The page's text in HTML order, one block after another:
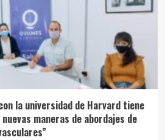
la universidad de Harvard tiene
maneras de abordajes de